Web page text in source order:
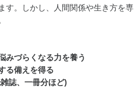
す。しかし、人間関係や生き方を専
みづらくなる力を養う
る備えを得る
誌、一冊分ほど)